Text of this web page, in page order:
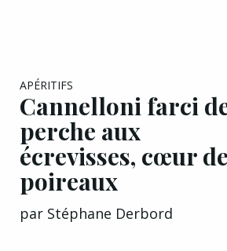
APÉRITIFS
Cannelloni farci
perche aux
écrevisses, cœur de
poireaux
par Stéphane Derbord